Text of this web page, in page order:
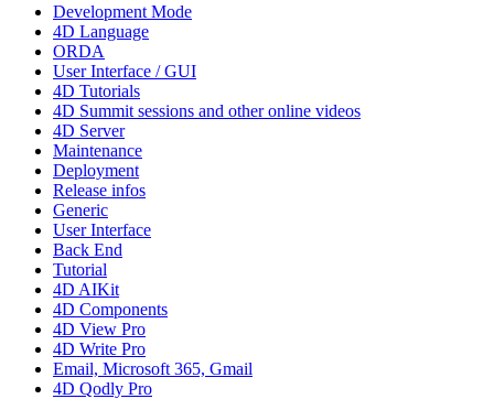
Development Mode
4D Language
ORDA
User Interface / GUI
4D Tutorials
4D Summit sessions and other online videos
4D Server
Maintenance
Deployment
Release infos
Generic
User Interface
Back End
Tutorial
4D AIKit
4D Components
4D View Pro
4D Write Pro
Email, Microsoft 365, Gmail
4D Qodly Pro